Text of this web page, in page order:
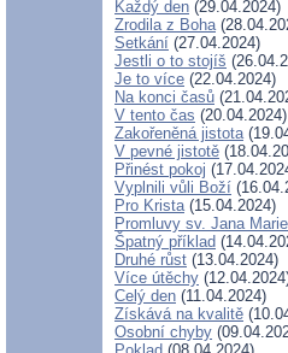
Každý den (29.04.2024)
Zrodila z Boha
Setkání (27.04.2024)
Jestli o to stojíš
Je to více (22.04.2024)
Na konci časů
V tento čas (20.04.2024)
Zakořeněná jistota
V pevné jistotě
Přinést pokoj
Vyplnili vůli Boží
Pro Krista(15.04.2024)
Promluvy sv. Jana
Špatný příklad
Druhé růst (13.04.2024)
Více útěchy
Celý den (11.04.2024)
Získává na kvalitě
Osobní chyby